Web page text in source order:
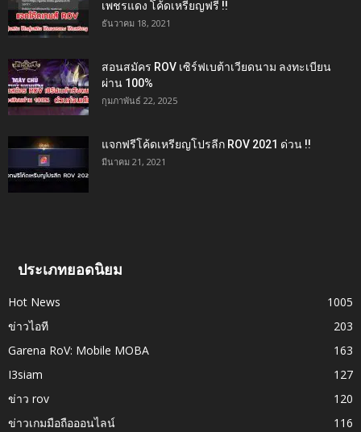
เพชรแดง โค้ดเหรียญฟรี !!
ธันวาคม 18, 2021
สอนสมัคร ROV เซิร์ฟเบต้าเวียดนาม ลงทะเบียน
ผ่าน 100%
กุมภาพันธ์ 22, 2025
แจกฟรีโค้ดเหรียญโปรลีก ROV 2021 ด่วน !!
มีนาคม 21, 2021
ประเภทยอดนิยม
Hot News
1005
ข่าวไอที
203
Garena RoV: Mobile MOBA
163
I3siam
127
ข่าว rov
120
ข่าวเกมมือถือออนไลน์
116